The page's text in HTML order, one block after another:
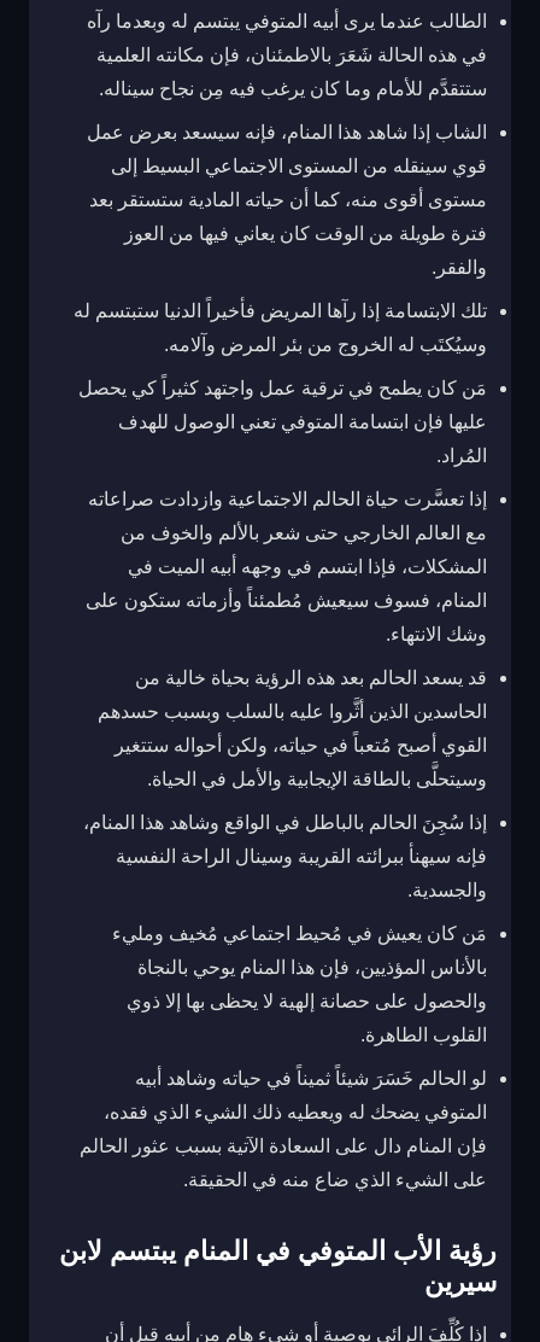
الطالب عندما يرى أبيه المتوفي يبتسم له وبعدما رآه
في هذه الحالة شَعَرَ بالاطمئنان، فإن مكانته العلمية
ستتقدَّم للأمام وما كان يرغب فيه مِن نجاح سيناله.
الشاب إذا شاهد هذا المنام، فإنه سيسعد بعرض عمل
قوي سينقله من المستوى الاجتماعي البسيط إلى
مستوى أقوى منه، كما أن حياته المادية ستستقر بعد
فترة طويلة من الوقت كان يعاني فيها من العوز
والفقر.
تلك الابتسامة إذا رآها المريض فأخيراً الدنيا ستبتسم له
وسيُكتَب له الخروج من بئر المرض وآلامه.
مَن كان يطمح في ترقية عمل واجتهد كثيراً كي يحصل
عليها فإن ابتسامة المتوفي تعني الوصول للهدف
المُراد.
إذا تعسَّرت حياة الحالم الاجتماعية وازدادت صراعاته
مع العالم الخارجي حتى شعر بالألم والخوف من
المشكلات، فإذا ابتسم في وجهه أبيه الميت في
المنام، فسوف سيعيش مُطمئناً وأزماته ستكون على
وشك الانتهاء.
قد يسعد الحالم بعد هذه الرؤية بحياة خالية من
الحاسدين الذين أثَّروا عليه بالسلب وبسبب حسدهم
القوي أصبح مُتعباً في حياته، ولكن أحواله ستتغير
وسيتحلَّى بالطاقة الإيجابية والأمل في الحياة.
إذا سُجِنَ الحالم بالباطل في الواقع وشاهد هذا المنام،
فإنه سيهنأ ببرائته القريبة وسينال الراحة النفسية
والجسدية.
مَن كان يعيش في مُحيط اجتماعي مُخيف ومليء
بالأناس المؤذيين، فإن هذا المنام يوحي بالنجاة
والحصول على حصانة إلهية لا يحظى بها إلا ذوي
القلوب الطاهرة.
لو الحالم خَسَرَ شيئاً ثميناً في حياته وشاهد أبيه
المتوفي يضحك له ويعطيه ذلك الشيء الذي فقده،
فإن المنام دال على السعادة الآتية بسبب عثور الحالم
على الشيء الذي ضاع منه في الحقيقة.
رؤية الأب المتوفي في المنام يبتسم لابن
سيرين
إذا كُلِّفَ الرائي بوصية أو شيء هام من أبيه قبل أن